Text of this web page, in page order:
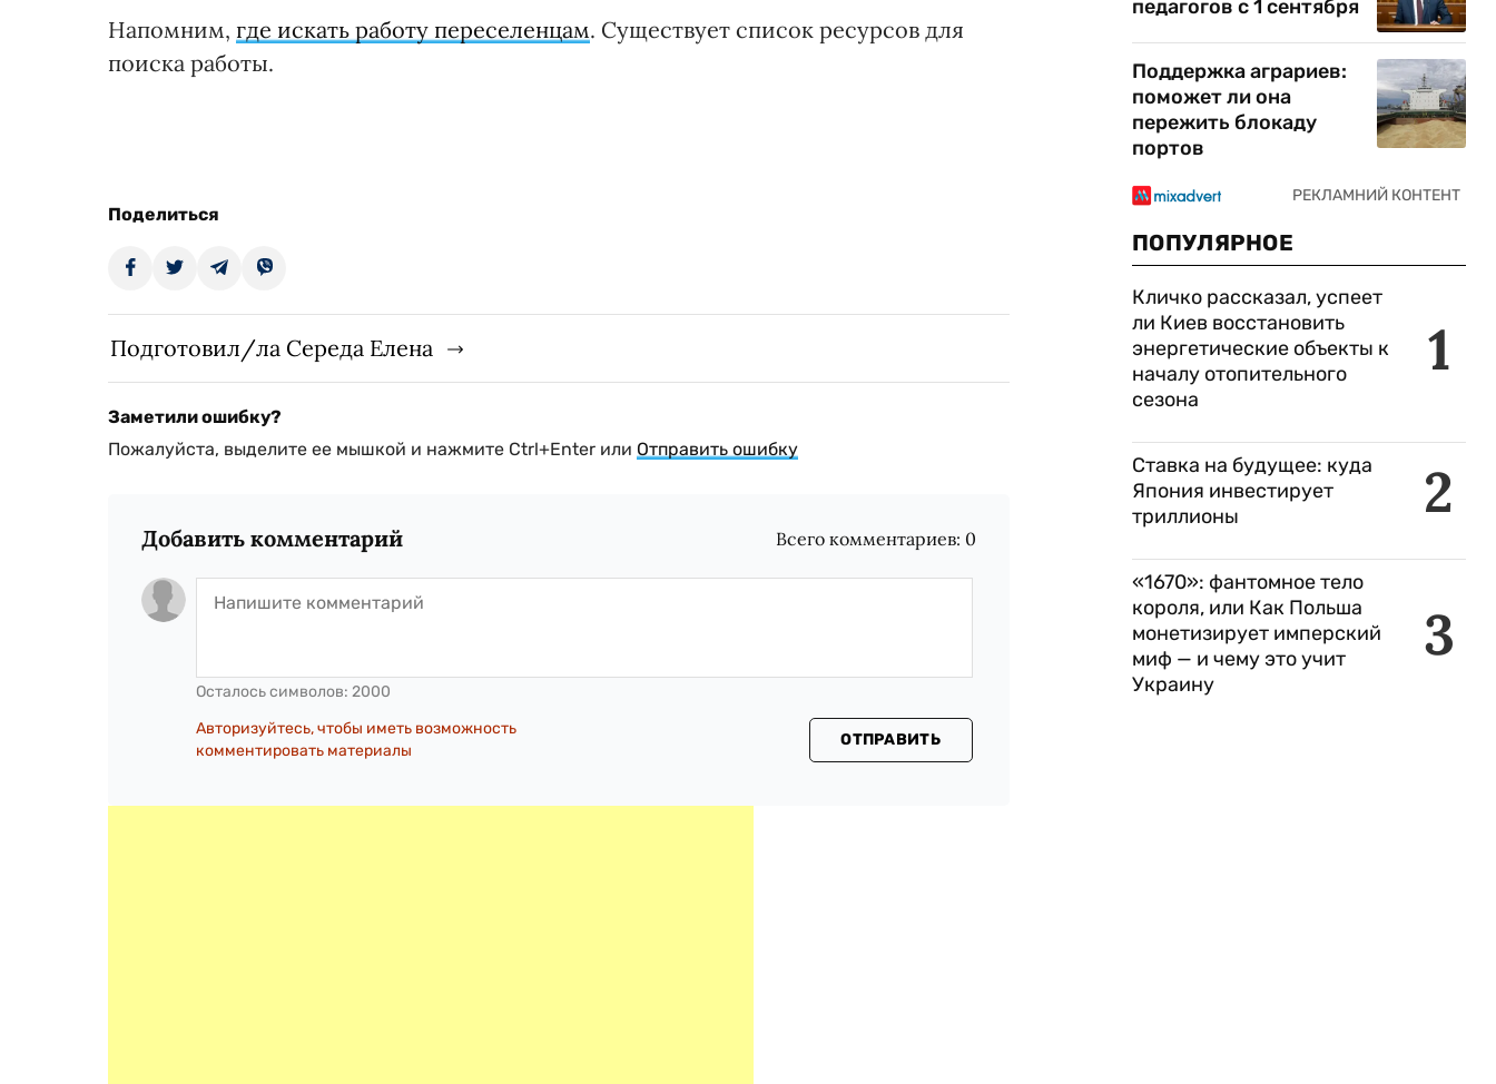
Напомним, где искать работу переселенцам. Существует список ресурсов для
поиска работы.
Поделиться
Подготовил/ла Середа Елена
Заметили ошибку?
Пожалуйста, выделите ее мышкой и нажмите Ctrl+Enter или Отправить ошибку
Добавить комментарий Всего комментариев: 0
Осталось символов: 2000
Авторизуйтесь, чтобы иметь возможность
комментировать материалы
ОТПРАВИТЬ
педагогов с 1 сентября
Поддержка аграриев:
поможет ли она
пережить блокаду
портов
ПОПУЛЯРНОЕ
1
Кличко рассказал, успеет
ли Киев восстановить
энергетические объекты к
началу отопительного
сезона
2
Ставка на будущее: куда
Япония инвестирует
триллионы
3
«1670»: фантомное тело
короля, или Как Польша
монетизирует имперский
миф — и чему это учит
Украину